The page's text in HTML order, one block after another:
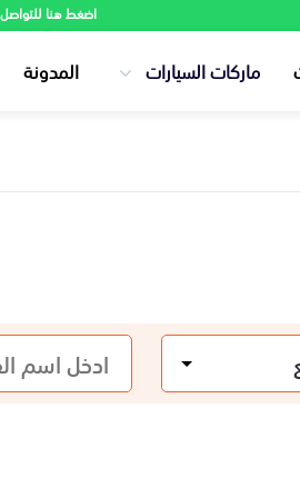
اضغط هنا
ماركات السيارات المدونة